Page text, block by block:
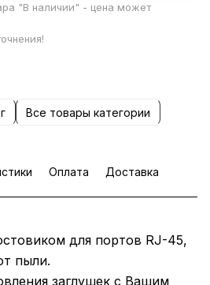
"В наличии" - цена может
Все товары категории
Оплата Доставка
для портов RJ-45,
пыли.
заглушек с Вашим